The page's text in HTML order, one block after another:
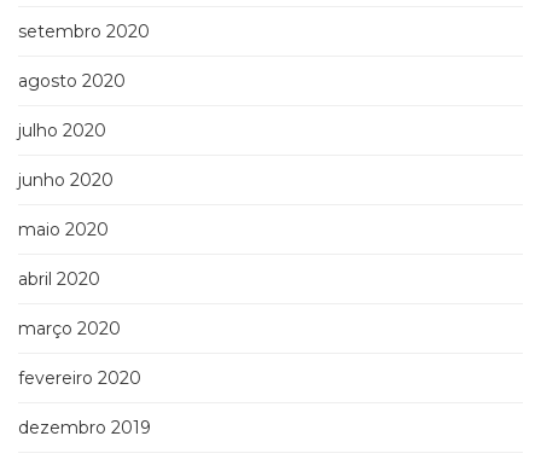
setembro 2020
agosto 2020
julho 2020
junho 2020
maio 2020
abril 2020
março 2020
fevereiro 2020
dezembro 2019